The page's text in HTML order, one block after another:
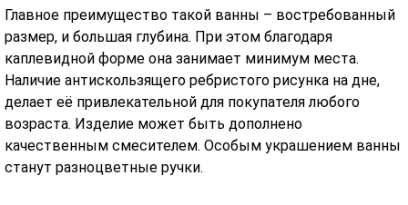
Главное преимущество такой ванны – востребованный
размер, и большая глубина. При этом благодаря
каплевидной форме она занимает минимум места.
Наличие антискользящего ребристого рисунка на дне,
делает её привлекательной для покупателя любого
возраста. Изделие может быть дополнено
качественным смесителем. Особым украшением ванны
станут разноцветные ручки.